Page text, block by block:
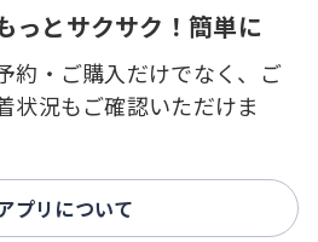
っとサクサク！簡単に
約・ご購入だけでなく、ご
状況もご確認いただけま
プリについて